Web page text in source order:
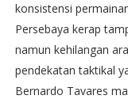
konsistensi
Persebaya kerap
namun kehilangan
pendekatan taktikal
Bernardo Tavares